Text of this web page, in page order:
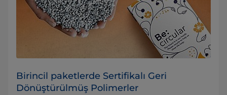
Birincil paketlerde Sertifikalı Geri
Dönüştürülmüş Polimerler